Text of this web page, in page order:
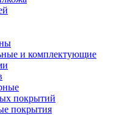
и комплектующие
покрытий
покрытия